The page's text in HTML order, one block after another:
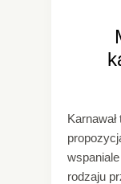
rodzaju